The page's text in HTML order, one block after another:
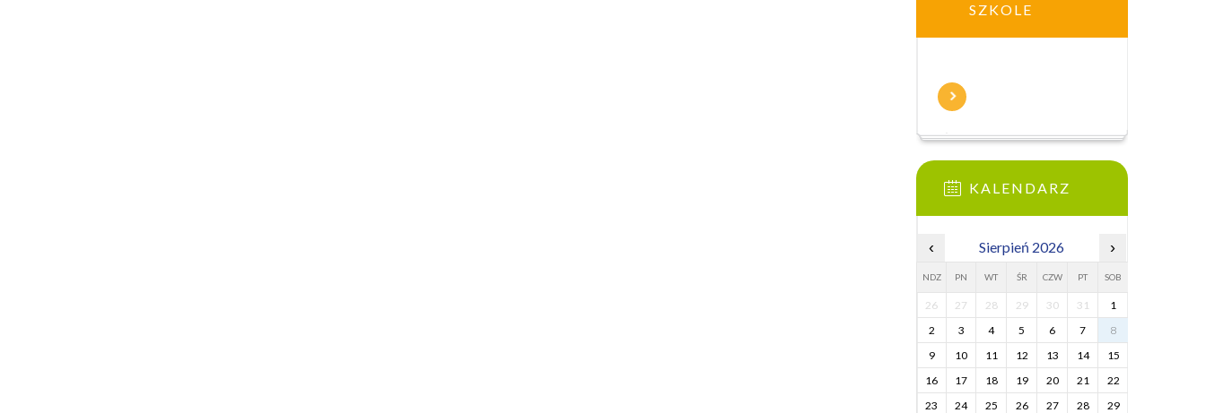
SZKOLE
KALENDARZ
‹ Sierpień 2026 ›
NDZ PN WT ŚR CZW PT SOB
26 27 28 29 30 31
1
2
3 4 5 6 7
8
9
10 11 12 13 14
15
16
17 18 19 20 21
22
23
24 25 26 27 28
29